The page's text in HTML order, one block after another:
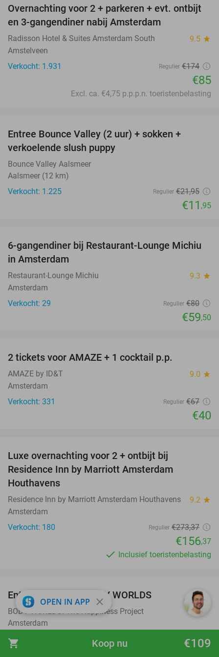
shopping_cart €109
Koop nu
51%
Overnachting voor 2 + parkeren + evt. ontbijt
en 3-gangendiner nabij Amsterdam
Radisson Hotel & Suites Amsterdam South 9.5 star
Amstelveen
Verkocht: 1.931
Regulier €174
€85
Excl. ca. €4,75 p.p.p.n. toeristenbelasting
Entree Bounce Valley (2 uur) + sokken +
verkoelende slush puppy
Bounce Valley Aalsmeer
Aalsmeer (12 km)
Verkocht: 1.225
Regulier €21,95
€11 ,95
26%
6-gangendiner bij Restaurant-Lounge Michiu
in Amsterdam
Restaurant-Lounge Michiu 9.3 star
Amsterdam
Verkocht: 29
Regulier €80
€59,50
2 tickets voor AMAZE + 1 cocktail p.p.
AMAZE by ID&T 9.0 star
Amsterdam
Verkocht: 331
Regulier €67
€40
Luxe overnachting voor 2 + ontbijt bij
Residence Inn by Marriott Amsterdam
Houthavens
Residence Inn by Marriott Amsterdam Houthavens 9.2 star
Amsterdam
Verkocht: 180
Regulier €273,37
€156,37
Inclusief toeristenbelasting
50%
Entreeticket voor BODY WORLDS
BODY WORLDS: The Happiness Project
Amsterdam
Verkocht: 470
€25
OPEN IN APP close